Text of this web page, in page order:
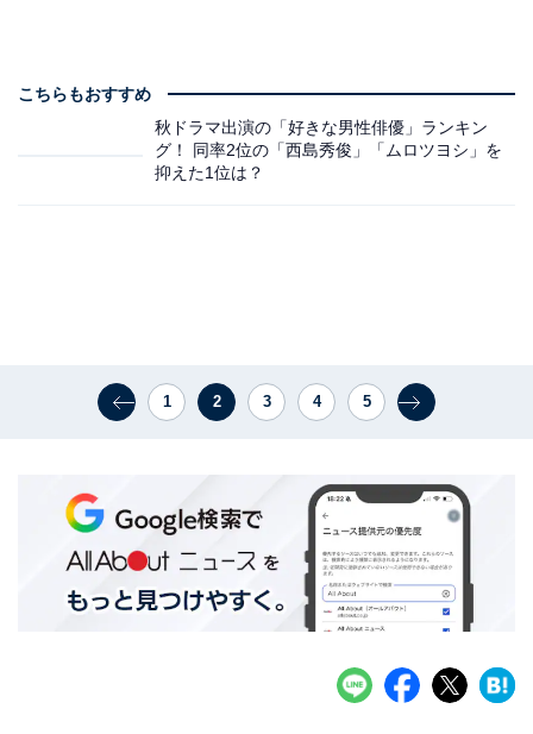
こちらもおすすめ
秋ドラマ出演の「好きな男性俳優」ランキン
グ！ 同率2位の「西島秀俊」「ムロツヨシ」を
抑えた1位は？
1 2 3 4 5